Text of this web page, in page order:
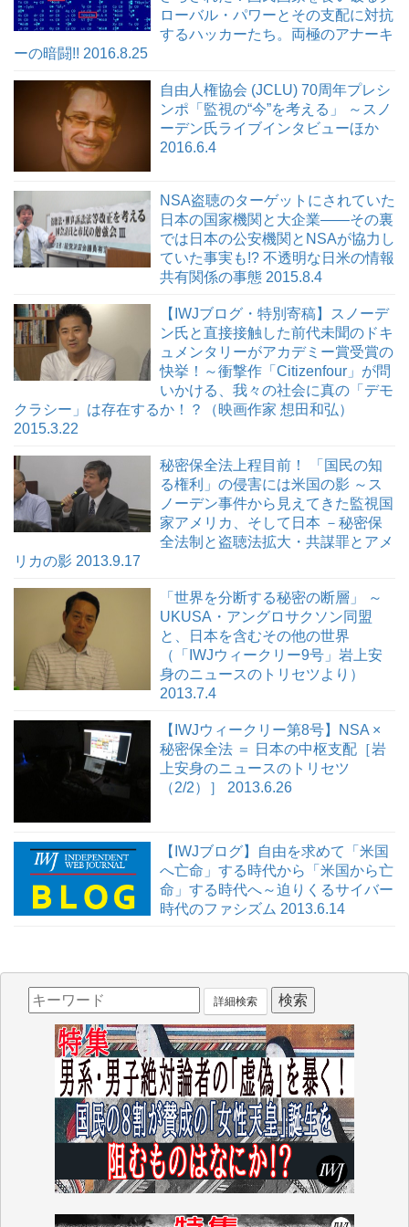
ローバル・パワーとその支配に対抗
するハッカーたち。両極のアナーキ
ーの暗闘!! 2016.8.25
自由人権協会 (JCLU) 70周年プレシ
ンポ「監視の“今”を考える」 ～スノ
ーデン氏ライブインタビューほか
2016.6.4
NSA盗聴のターゲットにされていた
日本の国家機関と大企業――その裏
では日本の公安機関とNSAが協力し
ていた事実も!? 不透明な日米の情報
共有関係の事態 2015.8.4
【IWJブログ・特別寄稿】スノーデ
ン氏と直接接触した前代未聞のドキ
ュメンタリーがアカデミー賞受賞の
快挙！～衝撃作「Citizenfour」が問
いかける、我々の社会に真の「デモ
クラシー」は存在するか！？（映画作家 想田和弘）
2015.3.22
秘密保全法上程目前！ 「国民の知
る権利」の侵害には米国の影 ～ス
ノーデン事件から見えてきた監視国
家アメリカ、そして日本 －秘密保
全法制と盗聴法拡大・共謀罪とアメ
リカの影 2013.9.17
「世界を分断する秘密の断層」 ～
UKUSA・アングロサクソン同盟
と、日本を含むその他の世界
（「IWJウィークリー9号」岩上安
身のニュースのトリセツより）
2013.7.4
【IWJウィークリー第8号】NSA ×
秘密保全法 ＝ 日本の中枢支配［岩
上安身のニュースのトリセツ
（2/2）］ 2013.6.26
【IWJブログ】自由を求めて「米国
へ亡命」する時代から「米国から亡
命」する時代へ～迫りくるサイバー
時代のファシズム 2013.6.14
詳細検索